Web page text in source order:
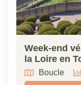
Week-end
la Loire en
Boucle